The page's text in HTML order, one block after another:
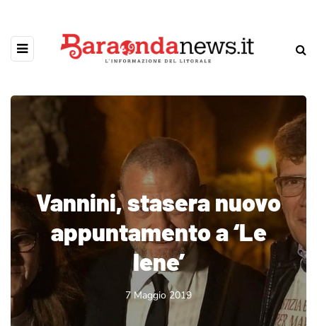
Vannini, stasera nuovo
appuntamento a ‘Le
Iene’
7 Maggio 2019